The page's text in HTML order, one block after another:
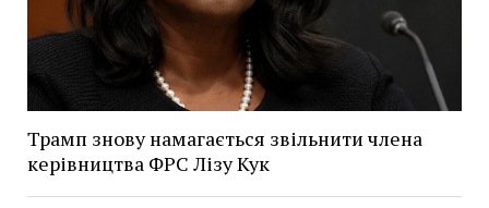
Трамп знову намагається звільнити члена
керівництва ФРС Лізу Кук